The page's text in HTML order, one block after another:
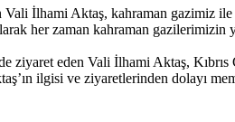
İlhami Aktaş, kahraman gazimiz
her zaman kahraman gazilerimizin
ziyaret eden Vali İlhami Aktaş,
ilgisi ve ziyaretlerinden dolayı